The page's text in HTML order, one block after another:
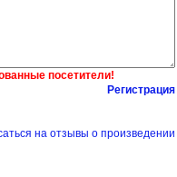
посетители!
Регистрация
на отзывы о произведении